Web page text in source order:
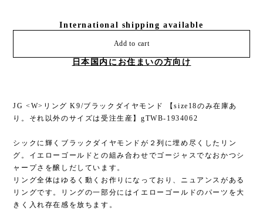
International shipping available
Add to cart
日本国内にお住まいの方向け
JG <W>リング K9/ブラックダイヤモンド 【size18のみ在庫あ
り。それ以外のサイズは受注生産】gTWB-1934062
シックに輝くブラックダイヤモンドが２列に埋め尽くしたリン
グ。イエローゴールドとの組み合わせでゴージャスでなおかつシ
ャープさを醸しだしています。
リング全体はゆるく動くお作りになっており、ニュアンスがある
リングです。リングの一部分にはイエローゴールドのパーツを大
きく入れ存在感を放ちます。